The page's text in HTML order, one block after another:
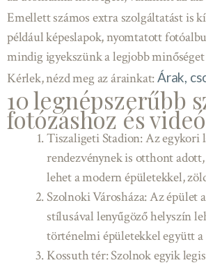
Emellett számos extra szolgáltatást is
például képeslapok, nyomtatott
mindig igyekszünk a legjobb
Kérlek, nézd meg az árainkat:Árak,
10 legnépszerűbb
fotózáshoz és
Tiszaligeti Stadion: Az egykori
rendezvénynek is otthont
lehet a modern épületekkel,
Szolnoki Városháza: Az épület
stílusával lenyűgöző helyszín
történelmi épületekkel együtt
Kossuth tér: Szolnok egyik